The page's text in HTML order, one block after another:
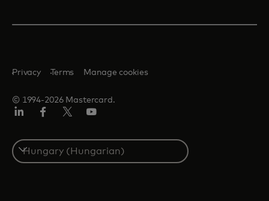
© 1994-2026 Mastercard.
Privacy Terms Manage cookies
Select
a
country